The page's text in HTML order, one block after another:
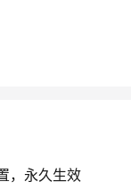
，永久生效